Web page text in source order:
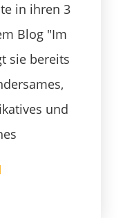
in ihren 3
Blog "Im
sie bereits
und